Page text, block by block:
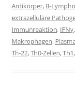
Antikörper, B-
extrazelluläre
Immunreaktion, IFNγ,
Makrophagen,
Th-22,Th0-Zellen,Th1,